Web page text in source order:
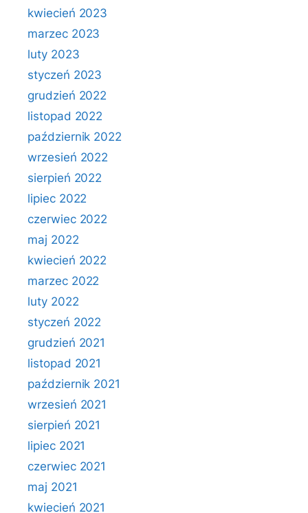
kwiecień 2023
marzec 2023
luty 2023
styczeń 2023
grudzień 2022
listopad 2022
październik 2022
wrzesień 2022
sierpień 2022
lipiec 2022
czerwiec 2022
maj 2022
kwiecień 2022
marzec 2022
luty 2022
styczeń 2022
grudzień 2021
listopad 2021
październik 2021
wrzesień 2021
sierpień 2021
lipiec 2021
czerwiec 2021
maj 2021
kwiecień 2021